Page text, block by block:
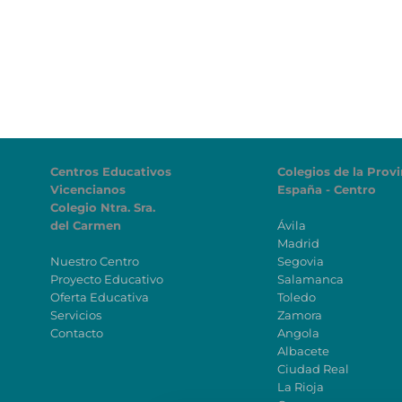
Centros Educativos
Vicencianos
Colegio Ntra. Sra.
del Carmen
Nuestro Centro
Proyecto Educativo
Oferta Educativa
Servicios
Contacto
Colegios de la
España - Centro
Ávila
Madrid
Segovia
Salamanca
Toledo
Zamora
Angola
Albacete
Ciudad Real
La Rioja